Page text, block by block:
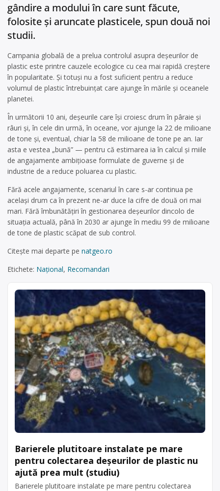
gândire a modului în care sunt făcute,
folosite și aruncate plasticele, spun două noi
studii.
Campania globală de a prelua controlul asupra deșeurilor de
plastic este printre cauzele ecologice cu cea mai rapidă creștere
în popularitate. Și totuși nu a fost suficient pentru a reduce
volumul de plastic întrebuințat care ajunge în mările și oceanele
planetei.
În următorii 10 ani, deșeurile care își croiesc drum în pâraie și
râuri și, în cele din urmă, în oceane, vor ajunge la 22 de milioane
de tone și, eventual, chiar la 58 de milioane de tone pe an. Iar
asta e vestea „bună” — pentru că estimarea ia în calcul și miile
de angajamente ambițioase formulate de guverne și de
industrie de a reduce poluarea cu plastic.
Fără acele angajamente, scenariul în care s-ar continua pe
același drum ca în prezent ne-ar duce la cifre de două ori mai
mari. Fără îmbunătățiri în gestionarea deșeurilor dincolo de
situația actuală, până în 2030 ar ajunge în mediu 99 de milioane
de tone de plastic scăpat de sub control.
Citește mai departe pe natgeo.ro
Etichete: Național, Recomandari
Barierele plutitoare instalate pe mare
pentru colectarea deşeurilor de plastic nu
ajută prea mult (studiu)
Barierele plutitoare instalate pe mare pentru colectarea